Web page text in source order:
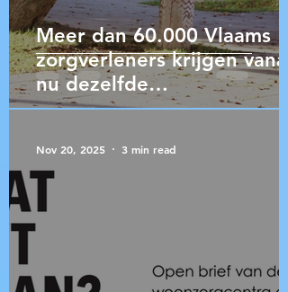
Meer dan 60.000 Vlaams
zorgverleners krijgen vanaf
nu dezelfde
eindejaarspremie als in de
Nov 20, 2025 3 min read